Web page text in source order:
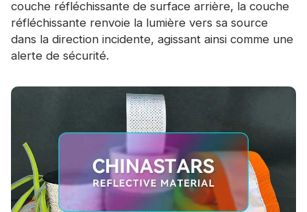
couche réfléchissante de surface arrière, la couche
réfléchissante renvoie la lumière vers sa source
dans la direction incidente, agissant ainsi comme une
alerte de sécurité.